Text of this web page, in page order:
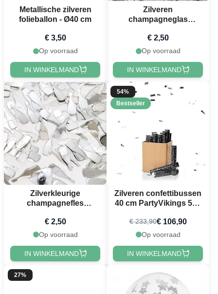
Metallische zilveren
folieballon - Ø40 cm
€ 3,50
Op voorraad
IN WINKELMAND
Zilveren
champagneglas
€ 2,50
Op voorraad
IN WINKELMAND
Zilverkleurige
champagnefles
€ 2,50
Op voorraad
IN WINKELMAND
54%
Bestseller
Zilveren confettibussen
40 cm PartyVikings 50x
€ 233,90€ 106,90
Op voorraad
IN WINKELMAND
27%